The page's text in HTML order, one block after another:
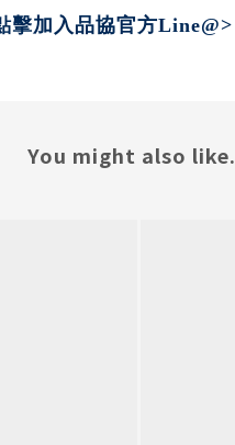
擊加入品協官方Line@>
You might also